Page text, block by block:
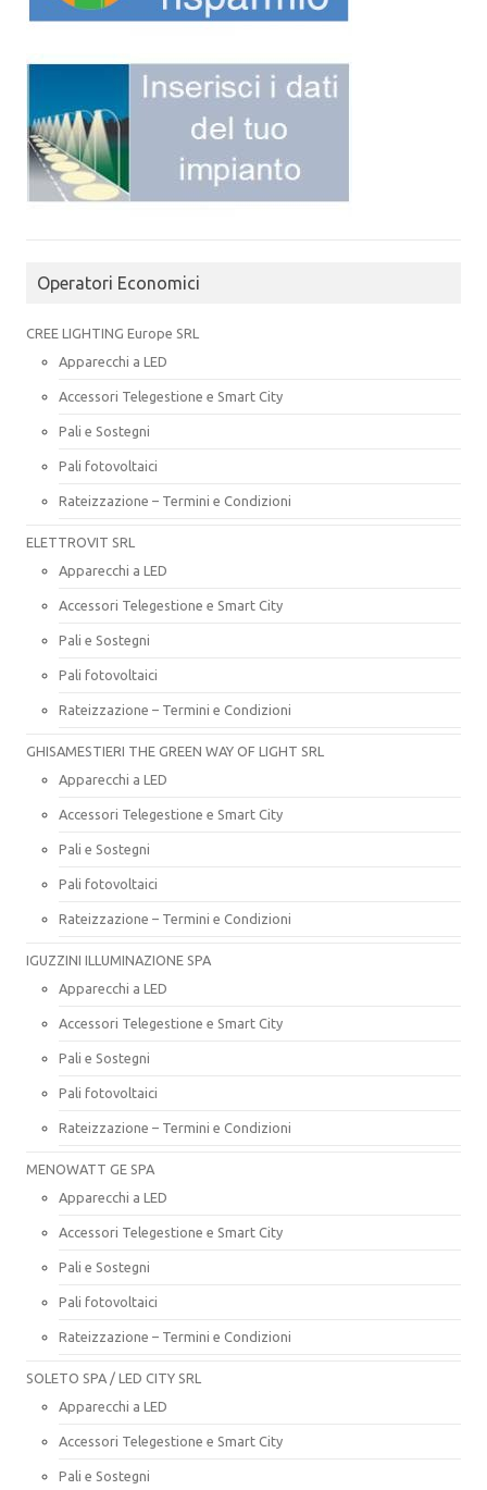
Operatori Economici
CREE LIGHTING Europe SRL
Apparecchi a LED
Accessori Telegestione e Smart City
Pali e Sostegni
Pali fotovoltaici
Rateizzazione – Termini e Condizioni
ELETTROVIT SRL
Apparecchi a LED
Accessori Telegestione e Smart City
Pali e Sostegni
Pali fotovoltaici
Rateizzazione – Termini e Condizioni
GHISAMESTIERI THE GREEN WAY OF LIGHT SRL
Apparecchi a LED
Accessori Telegestione e Smart City
Pali e Sostegni
Pali fotovoltaici
Rateizzazione – Termini e Condizioni
IGUZZINI ILLUMINAZIONE SPA
Apparecchi a LED
Accessori Telegestione e Smart City
Pali e Sostegni
Pali fotovoltaici
Rateizzazione – Termini e Condizioni
MENOWATT GE SPA
Apparecchi a LED
Accessori Telegestione e Smart City
Pali e Sostegni
Pali fotovoltaici
Rateizzazione – Termini e Condizioni
SOLETO SPA / LED CITY SRL
Apparecchi a LED
Accessori Telegestione e Smart City
Pali e Sostegni